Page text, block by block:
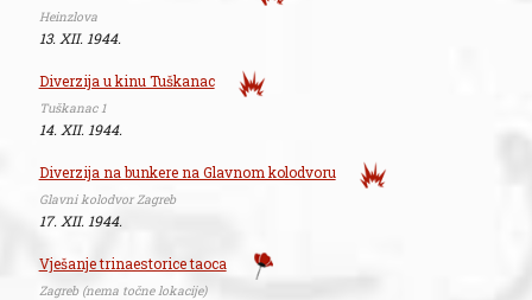
Heinzlova
13. XII. 1944.
Diverzija u kinu Tuškanac
Tuškanac 1
14. XII. 1944.
Diverzija na bunkere na Glavnom kolodvoru
Glavni kolodvor Zagreb
17. XII. 1944.
Vješanje trinaestorice taoca
Zagreb (nema točne lokacije)